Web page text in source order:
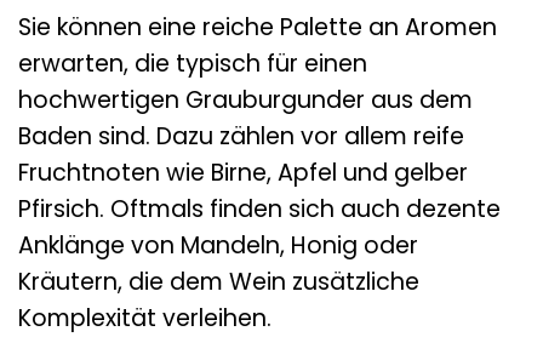
Sie können eine reiche Palette an Aromen
erwarten, die typisch für einen
hochwertigen Grauburgunder aus dem
Baden sind. Dazu zählen vor allem reife
Fruchtnoten wie Birne, Apfel und gelber
Pfirsich. Oftmals finden sich auch dezente
Anklänge von Mandeln, Honig oder
Kräutern, die dem Wein zusätzliche
Komplexität verleihen.